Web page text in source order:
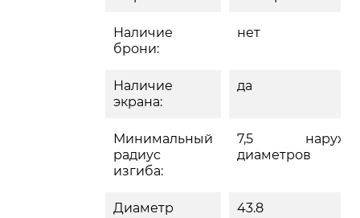
Наличие
брони:
нет
Наличие
экрана:
да
Минимальный
радиус
изгиба:
7,5
диаметров
Диаметр
43.8